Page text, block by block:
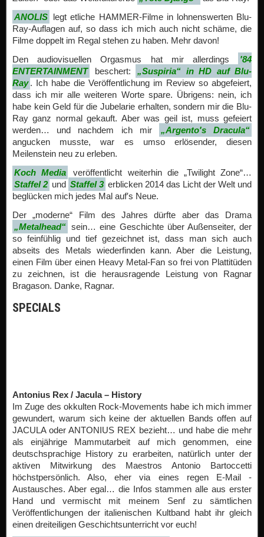
ANOLIS legt etliche HAMMER-Filme in lohnenswerten Blu-
Ray-Auflagen auf, so dass ich mich auch nicht schäme, die
Filme doppelt im Regal stehen zu haben. Mehr davon!
Den audiovisuellen Orgasmus hat mir allerdings
′84
ENTERTAINMENT
beschert:
„Suspiria“ in HD auf Blu-
Ray . Ich habe die Veröffentlichung im Review so abgefeiert,
dass ich mir alle weiteren Worte spare. Übrigens: nein, ich
habe kein Geld für die Jubelarie erhalten, sondern mir die Blu-
Ray ganz normal gekauft. Aber was geil ist, muss gefeiert
werden… und nachdem ich mir
„Argento′s Dracula“
angucken musste, war es umso erlösender, diesen
Meilenstein neu zu erleben.
Koch Media
veröffentlicht weiterhin die „Twilight Zone“…
Staffel 2 und Staffel 3 erblicken 2014 das Licht der Welt und
beglücken mich jedes Mal auf′s Neue.
Der „moderne“ Film des Jahres dürfte aber das Drama
„Metalhead“ sein… eine Geschichte über Außenseiter, der
so feinfühlig und tief gezeichnet ist, dass man sich auch
abseits des Metals wiederfinden kann. Aber die Leistung,
einen Film über einen Heavy Metal-Fan so frei von Plattitüden
zu zeichnen, ist die herausragende Leistung von Ragnar
Bragason. Danke, Ragnar.
SPECIALS
deutschsprachige History zu erarbeiten, natürlich unter der
aktiven Mitwirkung des Maestros Antonio Bartoccetti
höchstpersönlich. Also, eher via eines regen E-Mail -
Austausches. Aber egal… die Infos stammen alle aus erster
Hand und vermischt mit meinem Senf zu sämtlichen
Veröffentlichungen der italienischen Kultband habt ihr gleich
einen dreiteiligen Geschichtsunterricht vor euch!
Antonius Rex / Jacula – History Part 1
Antonius Rex / Jacula – History Part 2
Antonius Rex / Jacula – History Part 3
VINYL